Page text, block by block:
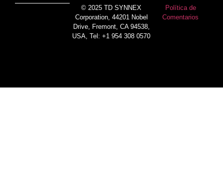
© 2025 TD SYNNEX
Corporation, 44201 Nobel
Drive, Fremont, CA 94538,
USA, Tel: +1 954 308 0570
Política de
Comentarios